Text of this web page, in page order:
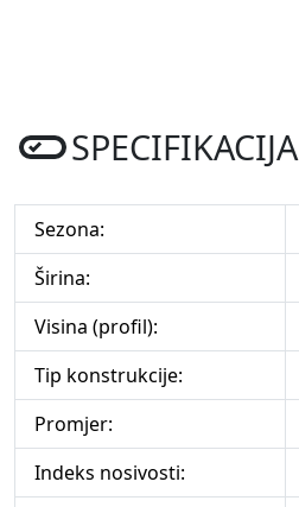
SPECIFIKACIJA
Sezona:
Širina:
Visina (profil):
Tip konstrukcije:
Promjer:
Indeks nosivosti: